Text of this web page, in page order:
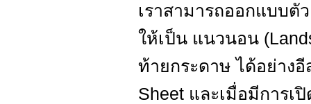
เราสามารถออกแบบตั
ให้เป็น แนวนอน
ท้ายกระดาษ ได้อย่าง
Sheet และเมื่อมีการเ